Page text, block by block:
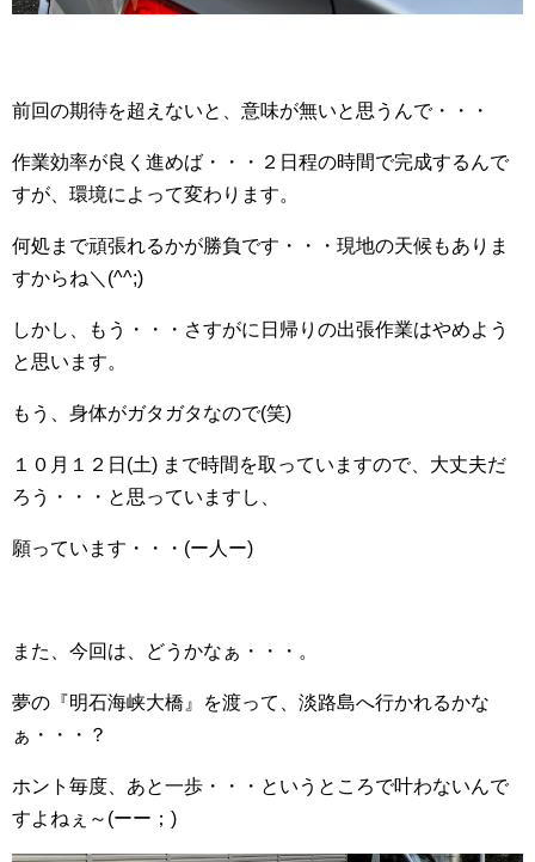
前回の期待を超えないと、意味が無いと思うんで・・・
作業効率が良く進めば・・・２日程の時間で完成するんで
すが、環境によって変わります。
何処まで頑張れるかが勝負です・・・現地の天候もありま
すからね＼(^^;)
しかし、もう・・・さすがに日帰りの出張作業はやめよう
と思います。
もう、身体がガタガタなので(笑)
１０月１２日(土) まで時間を取っていますので、大丈夫だ
ろう・・・と思っていますし、
願っています・・・(ー人ー)
また、今回は、どうかなぁ・・・。
夢の『明石海峡大橋』を渡って、淡路島へ行かれるかな
ぁ・・・？
ホント毎度、あと一歩・・・というところで叶わないんで
すよねぇ～(ーー；)